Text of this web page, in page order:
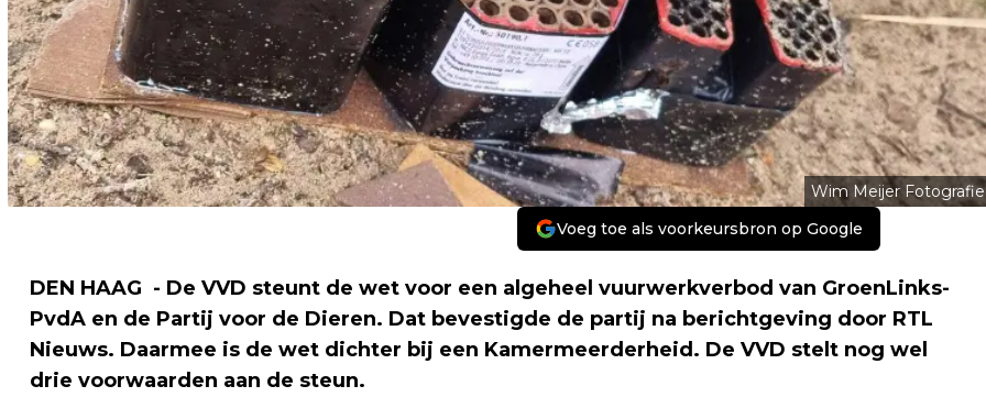
Wim Meijer Fotografie
Voeg toe als voorkeursbron op Google
DEN HAAG - De VVD steunt de wet voor een algeheel vuurwerkverbod van GroenLinks-
PvdA en de Partij voor de Dieren. Dat bevestigde de partij na berichtgeving door RTL
Nieuws. Daarmee is de wet dichter bij een Kamermeerderheid. De VVD stelt nog wel
drie voorwaarden aan de steun.